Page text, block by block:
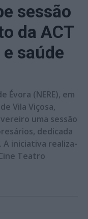
sessão
da ACT
saúde
Évora (NERE), em
Vila Viçosa,
uma sessão
dedicada
A iniciativa realiza-
Teatro